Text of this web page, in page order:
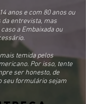
anos e com 80 anos ou
da entrevista, mas
a Embaixada ou
temida pelos
Por isso, tente
ser honesto, de
seu formulário sejam